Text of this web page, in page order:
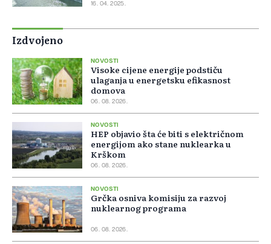
16. 04. 2025.
Izdvojeno
NOVOSTI
Visoke cijene energije podstiču
ulaganja u energetsku efikasnost
domova
06. 08. 2026.
NOVOSTI
HEP objavio šta će biti s električnom
energijom ako stane nuklearka u
Krškom
06. 08. 2026.
NOVOSTI
Grčka osniva komisiju za razvoj
nuklearnog programa
06. 08. 2026.